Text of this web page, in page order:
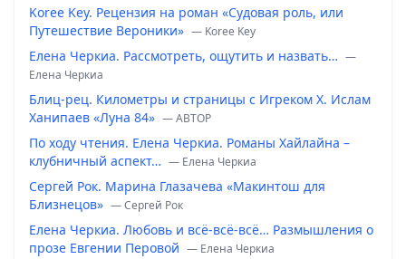
Koree Key. Рецензия на роман «Судовая роль, или
Путешествие Вероники» — Koree Key
Елена Черкиа. Рассмотреть, ощутить и назвать… —
Елена Черкиа
Блиц-рец. Километры и страницы с Игреком Х. Ислам
Ханипаев «Луна 84» — ABTOP
По ходу чтения. Елена Черкиа. Романы Хайлайна –
клубничный аспект… — Елена Черкиа
Сергей Рок. Марина Глазачева «Макинтош для
Близнецов» — Сергей Рок
Елена Черкиа. Любовь и всё-всё-всё… Размышления о
прозе Евгении Перовой — Елена Черкиа